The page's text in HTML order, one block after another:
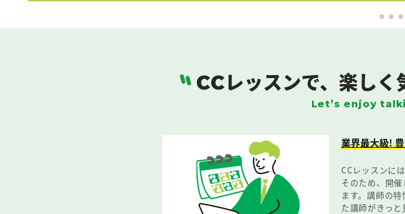
CCレッスンで、 楽しく
Let’s enjoy
業界最大級!
CCレッスンに
そのため、開
ます。講師の
た講師がきっと